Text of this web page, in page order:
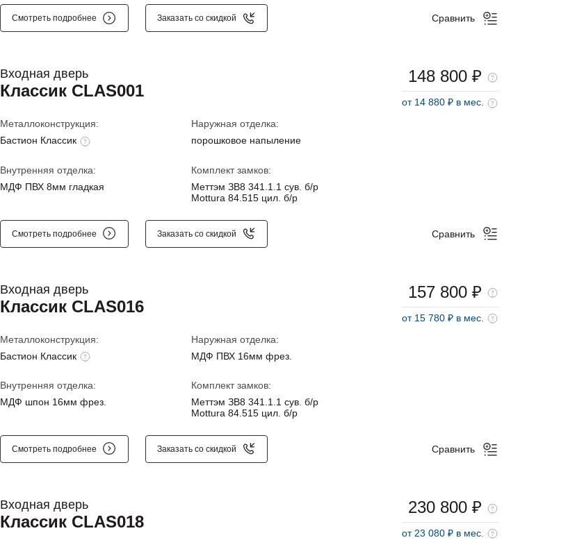
Смотреть подробнее Заказать со скидкой Сравнить
Входная дверь
Классик CLAS001
Металлоконструкция:
Бастион Классик
Наружная отделка:
порошковое напыление
Внутренняя отделка:
МДФ ПВХ 8мм гладкая
Комплект замков:
Меттэм ЗВ8 341.1.1 сув. б/р
Mottura 84.515 цил. б/р
148 800 ₽
от 14 880 ₽ в мес.
Смотреть подробнее Заказать со скидкой Сравнить
Входная дверь
Классик CLAS016
Металлоконструкция:
Бастион Классик
Наружная отделка:
МДФ ПВХ 16мм фрез.
Внутренняя отделка:
МДФ шпон 16мм фрез.
Комплект замков:
Меттэм ЗВ8 341.1.1 сув. б/р
Mottura 84.515 цил. б/р
157 800 ₽
от 15 780 ₽ в мес.
Смотреть подробнее Заказать со скидкой Сравнить
Входная дверь
Классик CLAS018
230 800 ₽
от 23 080 ₽ в мес.